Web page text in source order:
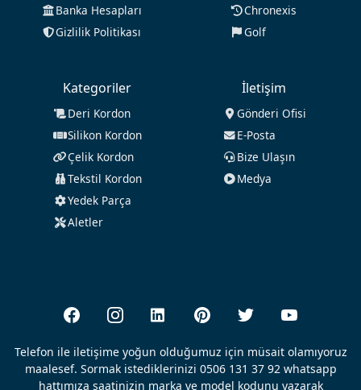
Banka Hesapları
Gizlilik Politikası
Chronexis
Golf
Kategoriler
Deri Kordon
Silikon Kordon
Çelik Kordon
Tekstil Kordon
Yedek Parça
Aletler
İletişim
Gönderi Ofisi
E-Posta
Bize Ulaşın
Medya
Telefon ile iletişime yoğun olduğumuz için müsait olamıyoruz
maalesef. Sormak istediklerinizi 0506 131 37 92 whatsapp
hattımıza saatinizin marka ve model kodunu yazarak